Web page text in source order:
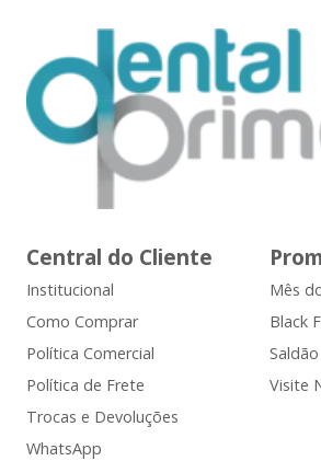
Central do Cliente
Institucional
Como Comprar
Política Comercial
Política de Frete
Trocas e Devoluções
WhatsApp
Mês
Black
Visite